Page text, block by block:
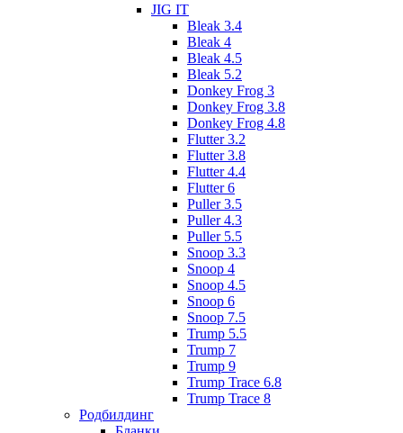
JIG IT
Bleak 3.4
Bleak 4
Bleak 4.5
Bleak 5.2
Donkey Frog 3
Donkey Frog 3.8
Donkey Frog 4.8
Flutter 3.2
Flutter 3.8
Flutter 4.4
Flutter 6
Puller 3.5
Puller 4.3
Puller 5.5
Snoop 3.3
Snoop 4
Snoop 4.5
Snoop 6
Snoop 7.5
Trump 5.5
Trump 7
Trump 9
Trump Trace 6.8
Trump Trace 8
Родбилдинг